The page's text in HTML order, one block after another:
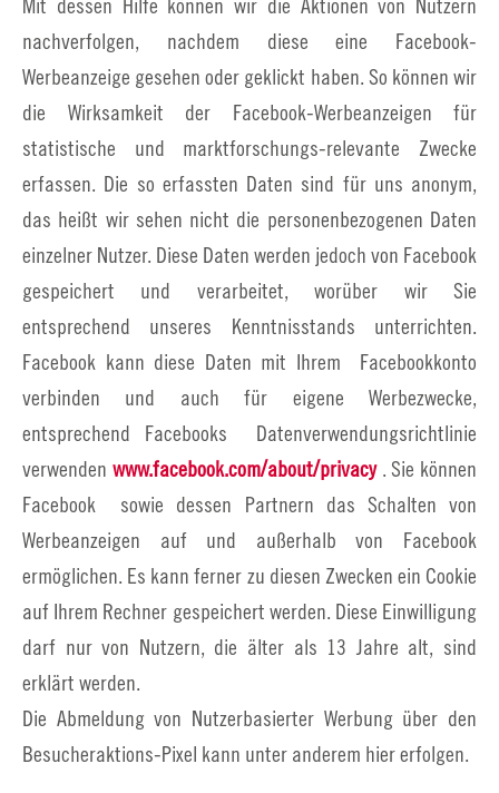
nachverfolgen, nachdem diese eine Facebook-
Werbeanzeige gesehen oder geklickt haben. So können wir
die Wirksamkeit der Facebook-Werbeanzeigen für
statistische und marktforschungs-relevante Zwecke
erfassen. Die so erfassten Daten sind für uns anonym,
das heißt wir sehen nicht die personenbezogenen Daten
einzelner Nutzer. Diese Daten werden jedoch von Facebook
gespeichert und verarbeitet, worüber wir Sie
entsprechend unseres Kenntnisstands unterrichten.
Facebook kann diese Daten mit Ihrem Facebookkonto
verbinden und auch für eigene Werbezwecke,
entsprechend Facebooks Datenverwendungsrichtlinie
verwenden www.facebook.com/about/privacy. Sie können
Facebook sowie dessen Partnern das Schalten von
Werbeanzeigen auf und außerhalb von Facebook
ermöglichen. Es kann ferner zu diesen Zwecken ein Cookie
auf Ihrem Rechner gespeichert werden. Diese Einwilligung
darf nur von Nutzern, die älter als 13 Jahre alt, sind
erklärt werden.
Die Abmeldung von Nutzerbasierter Werbung über den
Besucheraktions-Pixel kann unter anderem hier erfolgen.